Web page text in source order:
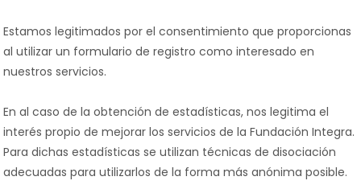
Estamos legitimados por el consentimiento que proporcionas
al utilizar un formulario de registro como interesado en
nuestros servicios.
En al caso de la obtención de estadísticas, nos legitima el
interés propio de mejorar los servicios de la Fundación Integra.
Para dichas estadísticas se utilizan técnicas de disociación
adecuadas para utilizarlos de la forma más anónima posible.